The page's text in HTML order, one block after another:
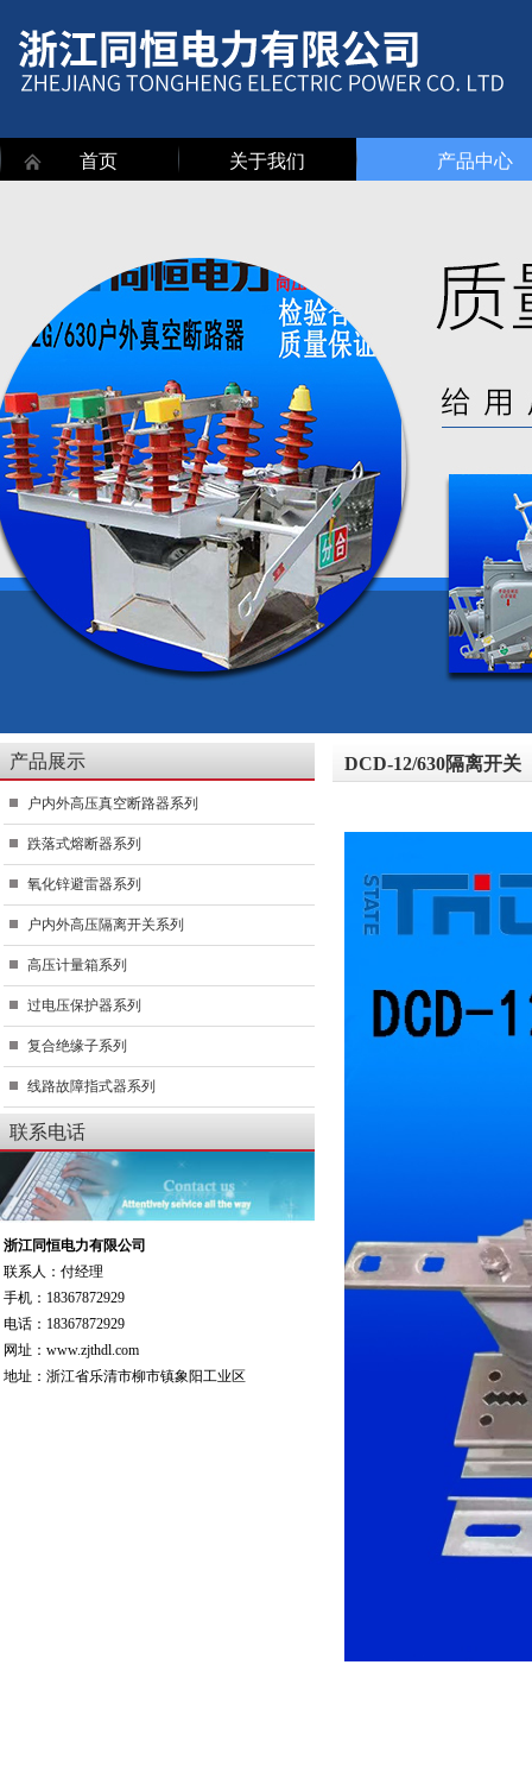
首页 关于我们 产品中心
产品展示
户内外高压真空断路器系列
跌落式熔断器系列
氧化锌避雷器系列
户内外高压隔离开关系列
高压计量箱系列
过电压保护器系列
复合绝缘子系列
线路故障指式器系列
联系电话
浙江同恒电力有限公司
联系人：付经理
手机：18367872929
电话：18367872929
网址：www.zjthdl.com
地址：浙江省乐清市柳市镇象阳工业区
DCD-12/630隔离开关